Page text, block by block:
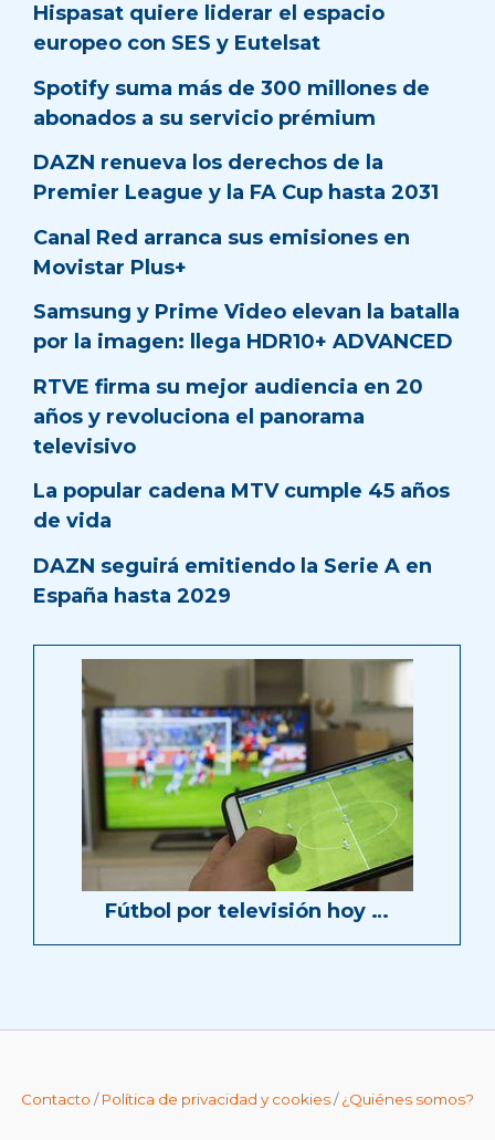
Hispasat quiere liderar el espacio
europeo con SES y Eutelsat
Spotify suma más de 300 millones de
abonados a su servicio prémium
DAZN renueva los derechos de la
Premier League y la FA Cup hasta 2031
Canal Red arranca sus emisiones en
Movistar Plus+
Samsung y Prime Video elevan la batalla
por la imagen: llega HDR10+ ADVANCED
RTVE firma su mejor audiencia en 20
años y revoluciona el panorama
televisivo
La popular cadena MTV cumple 45 años
de vida
DAZN seguirá emitiendo la Serie A en
España hasta 2029
Fútbol por televisión hoy …
Contacto /Política de privacidad y cookies/¿Quiénes somos?